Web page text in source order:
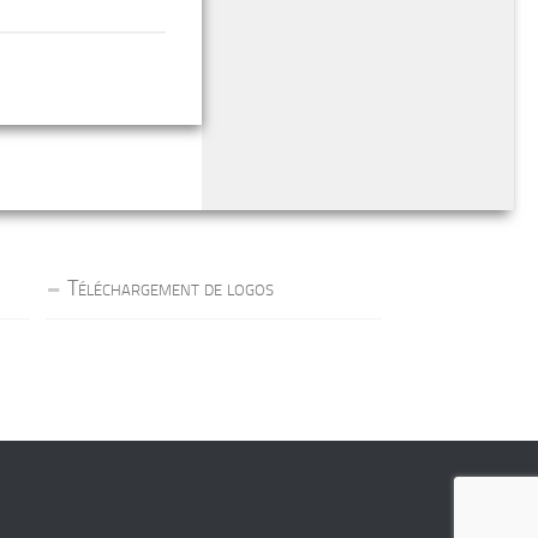
Téléchargement de logos